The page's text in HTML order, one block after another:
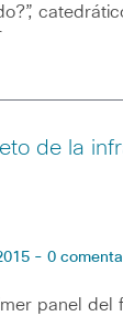
de la
- 0
panel del